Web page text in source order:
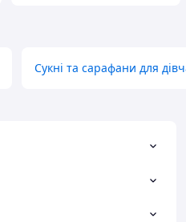
Сукні та сарафани для